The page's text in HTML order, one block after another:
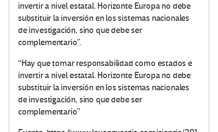
invertir a nivel estatal. Horizonte Europa no debe
substituir la inversión en los sistemas nacionales
de investigación, sino que debe ser
complementario”.
“Hay que tomar responsabilidad como estados e
invertir a nivel estatal. Horizonte Europa no debe
substituir la inversión en los sistemas nacionales
de investigación, sino que debe ser
complementario”